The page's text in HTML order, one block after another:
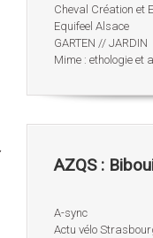
Cheval Création et
Equifeel Alsace
GARTEN // JARDIN
Mime : ethologie et
AZQS :
A-sync
Actu vélo